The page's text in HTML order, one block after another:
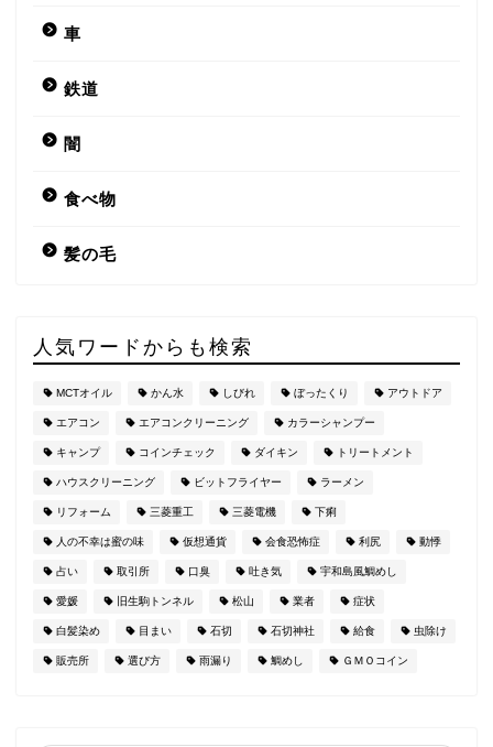
車
鉄道
闇
食べ物
髪の毛
人気ワードからも検索
MCTオイル かん水 しびれ ぼったくり アウトドア
エアコン エアコンクリーニング カラーシャンプー
キャンプ コインチェック ダイキン トリートメント
ハウスクリーニング ビットフライヤー ラーメン
リフォーム 三菱重工 三菱電機 下痢
人の不幸は蜜の味 仮想通貨 会食恐怖症 利尻 動悸
占い 取引所 口臭 吐き気 宇和島風鯛めし
愛媛 旧生駒トンネル 松山 業者 症状
白髪染め 目まい 石切 石切神社 給食 虫除け
販売所 選び方 雨漏り 鯛めし ＧＭＯコイン